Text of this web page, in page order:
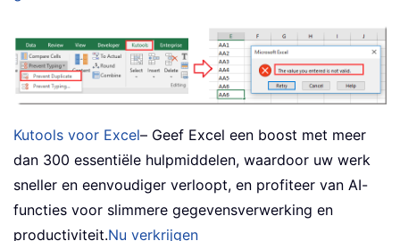
Kutools voor Excel– Geef Excel een boost met meer
dan 300 essentiële hulpmiddelen, waardoor uw werk
sneller en eenvoudiger verloopt, en profiteer van AI-
functies voor slimmere gegevensverwerking en
productiviteit.Nu verkrijgen